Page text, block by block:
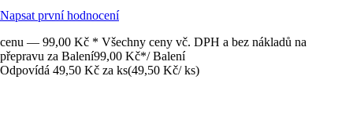
Napsat první hodnocení
cenu — 99,00 Kč * Všechny ceny vč. DPH a bez nákladů na
přepravu za Balení99,00 Kč*/ Balení
Odpovídá 49,50 Kč za ks(49,50 Kč/ ks)